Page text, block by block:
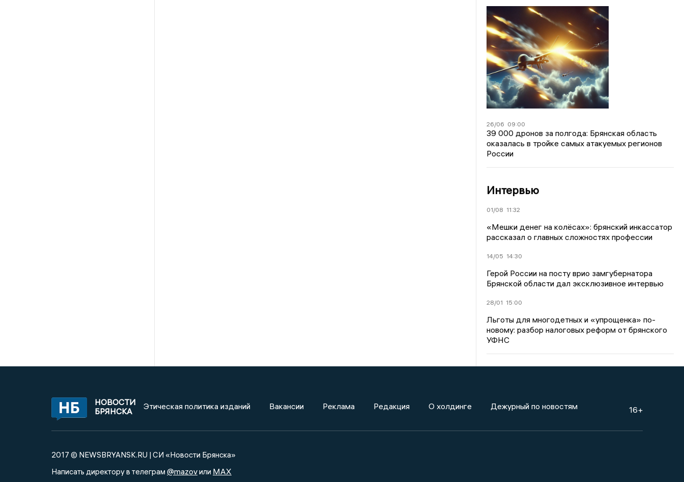
26/06 09:00
39 000 дронов за полгода: Брянская область
оказалась в тройке самых атакуемых регионов
России
Интервью
01/08 11:32
«Мешки денег на колёсах»: брянский инкассатор
рассказал о главных сложностях профессии
14/05 14:30
Герой России на посту врио замгубернатора
Брянской области дал эксклюзивное интервью
28/01 15:00
Льготы для многодетных и «упрощенка» по-
новому: разбор налоговых реформ от брянского
УФНС
НОВОСТИ
БРЯНСКА
Этическая политика изданий Вакансии Реклама Редакция О холдинге Дежурный по новостям 16+
2017 © NEWSBRYANSK.RU | СИ «Новости Брянска»
Написать директору в телеграм @mazovили MAX